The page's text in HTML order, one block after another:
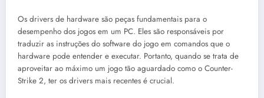
Os drivers de hardware são peças fundamentais para o
desempenho dos jogos em um PC. Eles são responsáveis por
traduzir as instruções do software do jogo em comandos que o
hardware pode entender e executar. Portanto, quando se trata de
aproveitar ao máximo um jogo tão aguardado como o Counter-
Strike 2, ter os drivers mais recentes é crucial.